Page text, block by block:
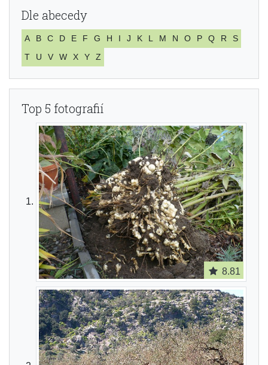
Dle abecedy
A B C D E F G H I J K L M N O P Q R
S
T
U V W X Y Z
Top 5 fotografií
8.81